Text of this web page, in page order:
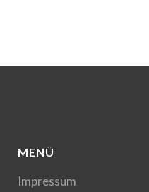
MENÜ
Impressum